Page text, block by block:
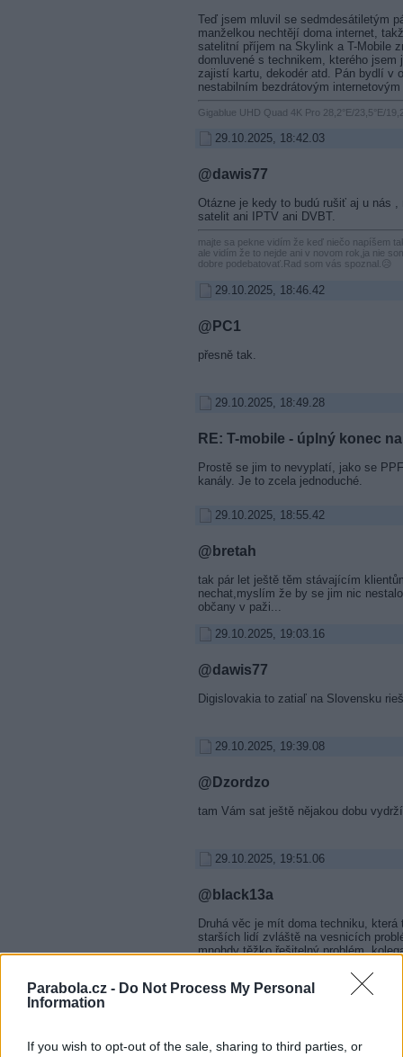
Parabola.cz - Do Not Process My Personal
Information
If you wish to opt-out of the sale, sharing to third parties, or
Teď jsem mluvil se sedmdesátiletým
manželkou nechtějí doma internet,
satelitní příjem na Skylink a T-Mobile
domluvené s technikem, kterého jsem
zajistí kartu, dekodér atd. Pán bydlí v
nestabilním bezdrátovým
Gigablue UHD Quad 4K Pro 28,2°E/23,5°E/
29.10.2025, 18:42.03
@dawis77
Otázne je kedy to budú rušiť aj u nás
satelit ani IPTV ani DVBT.
majte sa pekne vidím že keď niečo napíšem
ale vidím že to nejde ani v novom rok,ja nie
dobre podebatovať.Rad som vás spoznal.😥
29.10.2025, 18:46.42
@PC1
přesně tak.
29.10.2025, 18:49.28
RE: T-mobile - úplný konec
Prostě se jim to nevyplatí, jako se
kanály. Je to zcela jednoduché.
29.10.2025, 18:55.42
@bretah
tak pár let ještě těm stávajícím
nechat,myslím že by se jim nic
občany v paži...
29.10.2025, 19:03.16
@dawis77
Digislovakia to zatiaľ na Slovensku
29.10.2025, 19:39.08
@Dzordzo
tam Vám sat ještě nějakou dobu
29.10.2025, 19:51.06
@black13a
Druhá věc je mít doma techniku,
starších lidí zvláště na vesnicích
mnohdy těžko řešitelný problém,
že u PC sedí 8 hodin denně/děláme
problém vykomunikovat. Některé
29.10.2025, 20:08.09